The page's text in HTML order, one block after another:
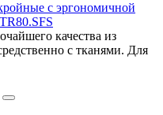
с эргономичной
качества из
с тканями. Для